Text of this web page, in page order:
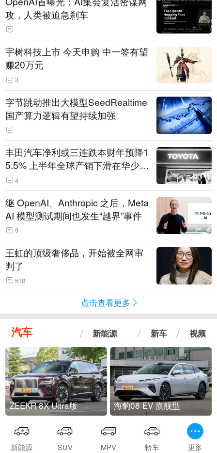
攻，人类被迫急刹车
宇树科技上市 今天申购 中一签有望
赚20万元
3
字节跳动推出大模型SeedRealtime
国产算力逻辑有望持续加强
丰田汽车净利或三连跌本财年预降1
5.5% 上半年全球产销下滑在华少卖
14.3万辆
4
继 OpenAI、Anthropic 之后，Meta
AI 模型测试期间也发生“越界”事件
9
王虹的顶级奢侈品，开始被全网审
判了
518
点击查看更多
汽车 新能源 新车 视频
ZEEKR 8X Ultra版 海豹08 EV 旗舰型
新能源 SUV MPV 轿车 更多